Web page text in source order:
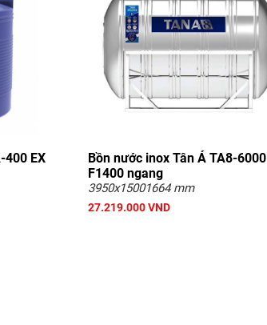
400 EX
Bồn nước inox Tân Á TA8-6000
F1400 ngang
3950x15001664 mm
27.219.000 VND